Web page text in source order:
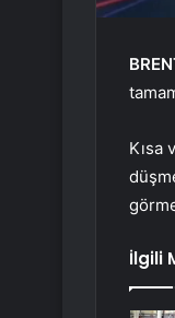
Kısa
İlgili